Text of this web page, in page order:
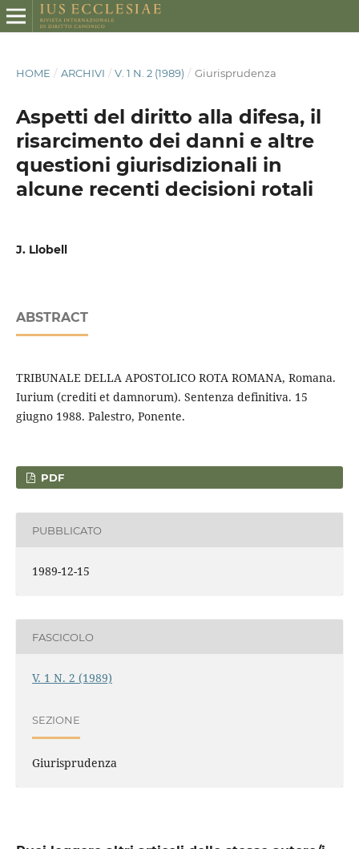
HOME / ARCHIVI / V. 1 N. 2 (1989) / Giurisprudenza
Aspetti del diritto alla difesa, il
risarcimento dei danni e altre
questioni giurisdizionali in
alcune recenti decisioni rotali
J. Llobell
ABSTRACT
TRIBUNALE DELLA APOSTOLICO ROTA ROMANA, Romana.
Iurium (crediti et damnorum). Sentenza definitiva. 15
giugno 1988. Palestro, Ponente.
PDF
PUBBLICATO
1989-12-15
FASCICOLO
V. 1 N. 2 (1989)
SEZIONE
Giurisprudenza